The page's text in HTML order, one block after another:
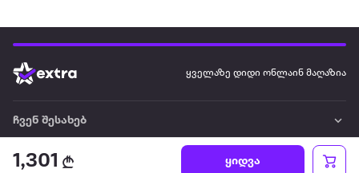
1,301 ყიდვა
ყველაზე დიდი ონლაინ მაღაზია
ჩვენ შესახებ
წესები და პირობები